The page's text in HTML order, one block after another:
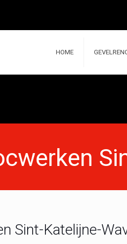
HOME
Sint-Katelijne-